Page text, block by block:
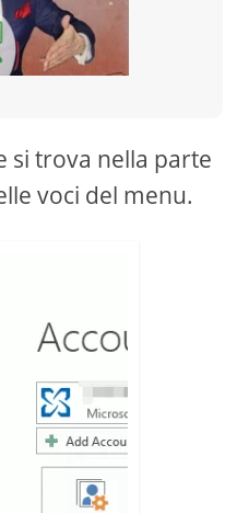
si trova nella parte
voci del menu.